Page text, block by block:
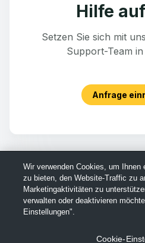
Hilfe
Setzen Sie sich mit
Support-Team
Anfrage
Wir verwenden Cookies, um Ihnen
zu bieten, den Website-Traffic zu
Marketingaktivitäten zu
verwalten oder deaktivieren
Einstellungen".
Cookie-